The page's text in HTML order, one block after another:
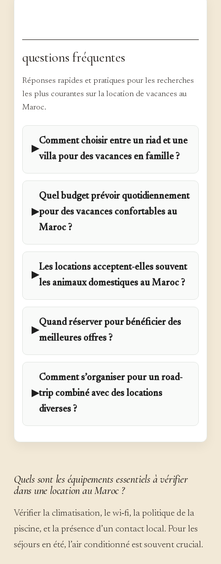
questions fréquentes
Réponses rapides et pratiques pour les recherches
les plus courantes sur la location de vacances au
Maroc.
▶
Comment choisir entre un riad et une
villa pour des vacances en famille ?
▶
Quel budget prévoir quotidiennement
pour des vacances confortables au
Maroc ?
▶
Les locations acceptent-elles souvent
les animaux domestiques au Maroc ?
▶
Quand réserver pour bénéficier des
meilleures offres ?
▶
Comment s’organiser pour un road-
trip combiné avec des locations
diverses ?
Quels sont les équipements essentiels à vérifier
dans une location au Maroc ?
Vérifier la climatisation, le wi‑fi, la politique de la
piscine, et la présence d’un contact local. Pour les
séjours en été, l’air conditionné est souvent crucial.